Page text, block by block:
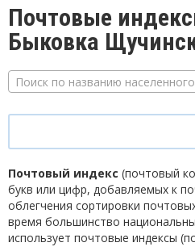
Почтовые
Быковка
Поиск по названию
Почтовый индекс (почтовый
букв или цифр, добавляемых к
облегчения сортировки
время большинство
использует почтовые индексы